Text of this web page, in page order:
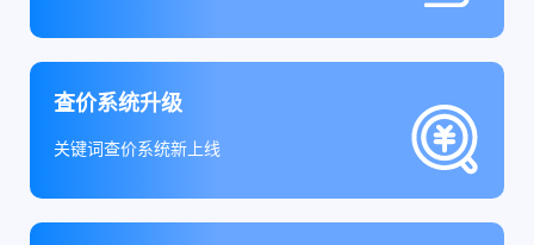
查价系统升级
关键词查价系统新上线